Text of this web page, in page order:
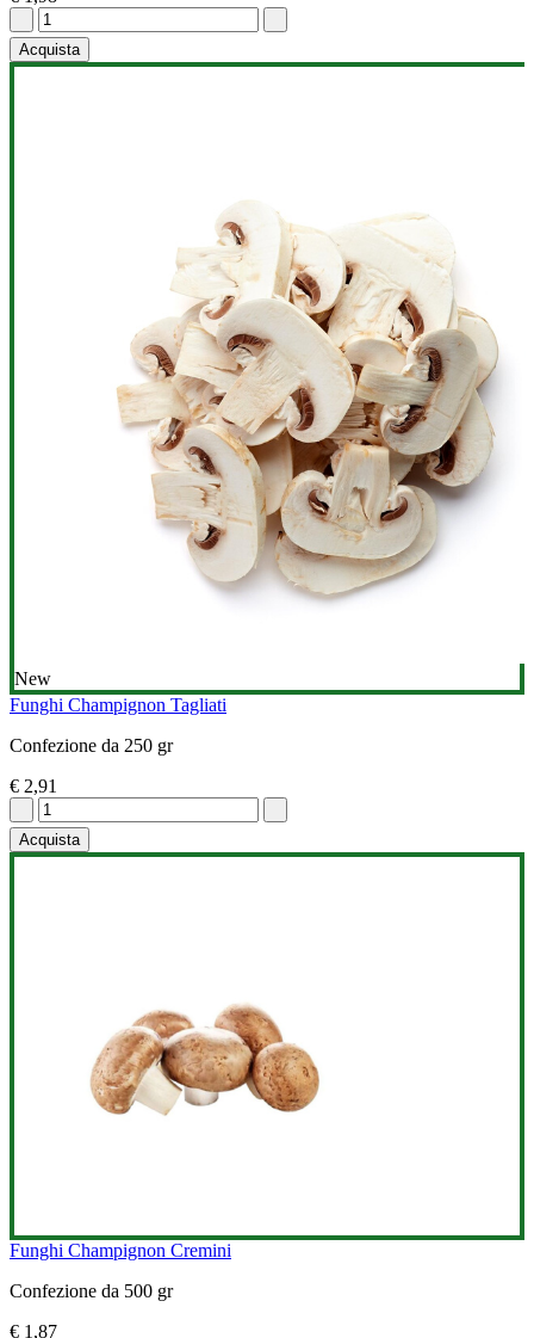
Acquista
New
Funghi Champignon Tagliati
Confezione da 250 gr
€ 2,91
Acquista
Funghi Champignon Cremini
Confezione da 500 gr
€ 1,87